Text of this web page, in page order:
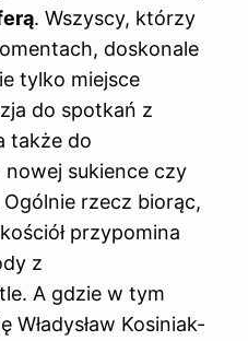
. Wszyscy, którzy
doskonale
tylko miejsce
do spotkań z
także do
sukience czy
rzecz biorąc,
przypomina
z
A gdzie w tym
Kosiniak-